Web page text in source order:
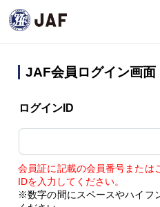
JAF会員ログイン画面
ログインID
会員証に記載の会員番号または
IDを入力してください。
※数字の間にスペースやハイフ